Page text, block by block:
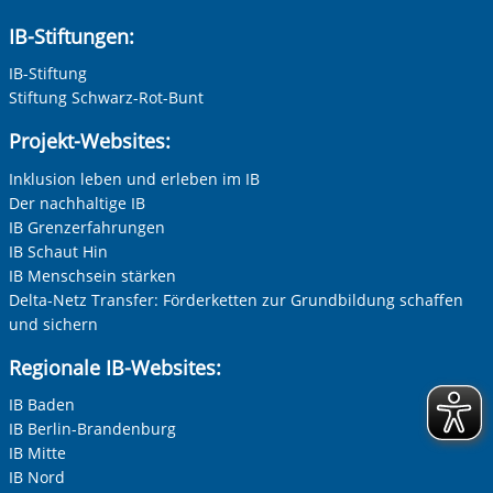
Adresse (PLZ, Ort, Strasse)
Ihre Telefonnummer
Betreff ihrer Anfrage
widerrufen:
Zur Aktivierung der Videos Marketing-Cookies hier
Vorherige Folie anzeigen
IB-Stiftungen:
IB-Stiftung
Stiftung Schwarz-Rot-Bunt
Projekt-Websites:
Inklusion leben und erleben im IB
Der nachhaltige IB
IB Grenzerfahrungen
IB Schaut Hin
IB Menschsein stärken
Delta-Netz Transfer: Förderketten zur Grundbildung schaffen
und sichern
Regionale IB-Websites:
IB Baden
IB Berlin-Brandenburg
IB Mitte
IB Nord